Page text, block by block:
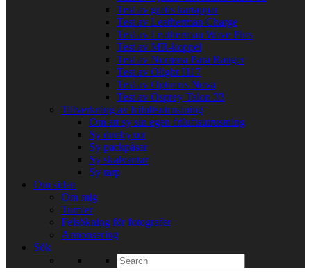
Test av gratis kartappar
Test av Leatherman Charge
Test av Leatherman Wave Plus
Test av MR-koppel
Test av Norrøna Para Ranger
Test av Olight H17
Test av Optimus Nova
Test av Osprey Talon 33
Tillverkning av friluftsutrustning
Om att sy sin egen friluftsutrustning
Sy dunbyxor
Sy packpåsar
Sy skalvantar
Sy tarp
Om sidan
Om mig
Tumler
Felsökning för fotografer
Annonsering
Sök
Search
for: